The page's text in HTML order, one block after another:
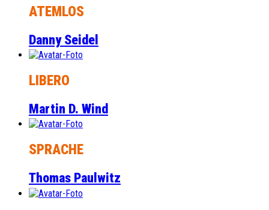
ATEMLOS
Danny Seidel
LIBERO
Martin D. Wind
SPRACHE
Thomas Paulwitz